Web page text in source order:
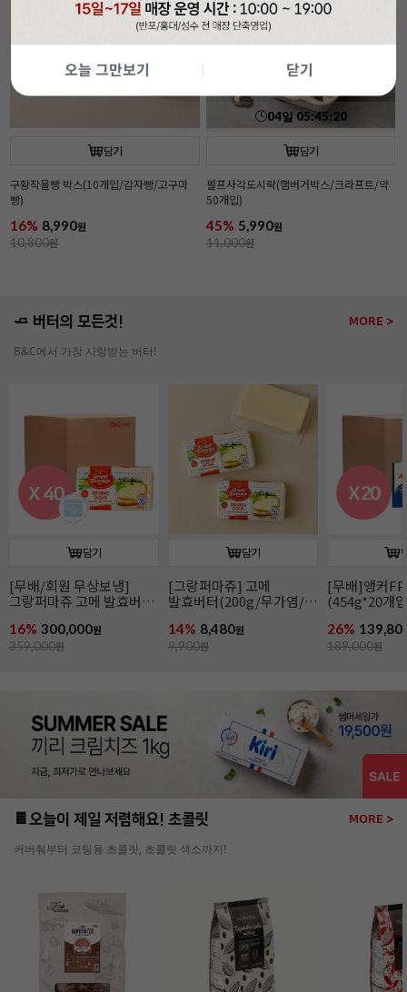
오늘 그만보기 닫기
담기
구황작물빵 박스(10개입/감자빵/고구마
빵)
16% 8,990원
10,800원
04일 05:45:18
담기
펄프사각도시락(햄버거박스/크라프트/약
50개입)
45% 5,990원
11,000원
🧈 버터의 모든것! MORE >
B&C에서 가장 사랑받는 버터!
담기
[무배]앵커FP 락틱버터
(454g*20개입/발효버터)
26% 139,800원
189,000원
담기
앵커FP락틱버터(454g/
발효버터)
21% 6,990원
8,900원
[엘르앤비르]
(500g*8개입)
26% 95,920
130,000원
🍫오늘이 제일 저렴해요! 초콜릿 MORE >
커버춰부터 코팅용 초콜릿, 초콜릿 색소까지!